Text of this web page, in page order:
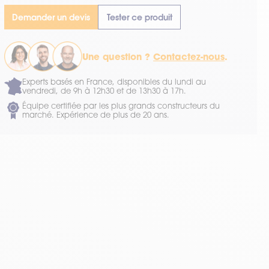
Demander un devis Tester ce produit
Une question ?Contactez-nous.
Experts basés en France, disponibles du lundi au
vendredi, de 9h à 12h30 et de 13h30 à 17h.
Équipe certifiée par les plus grands constructeurs du
marché. Expérience de plus de 20 ans.